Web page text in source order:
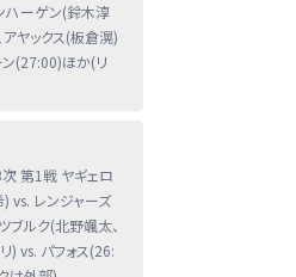
ハーゲン(鈴木淳
ヤックス(板倉滉)
(27:00)ほか(リ
第1戦 ヤギェロ
vs. レンジャーズ
ブルク(北野颯太、
) vs. パフォス(26: